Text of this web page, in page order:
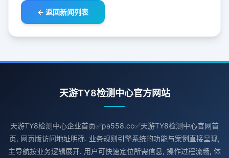
← 返回新闻列表
天游TY8检测中心官方网站
天游TY8检测中心企业首页✅pa558.cc✅天游TY8检测中心官网首
页, 网页版访问地址明确. 业务规则引擎系统的功能与案例直接呈现,
主导航按业务逻辑展开. 用户可快速定位所需信息, 操作过程流畅, 体